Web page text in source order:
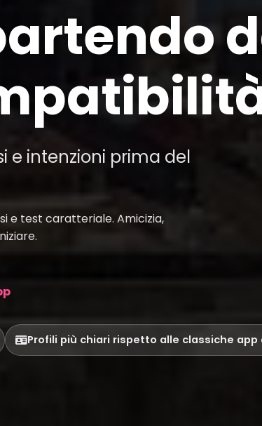
e intenzioni prima del
e test caratteriale. Amicizia,
Profili più chiari rispetto alle classiche app